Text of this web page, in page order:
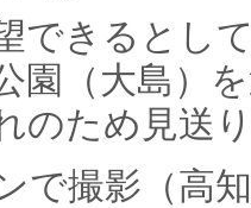
できるとし
園（大島）
のため見送
で撮影（高